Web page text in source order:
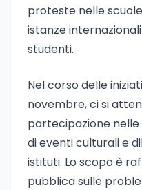
proteste nelle
istanze
studenti.
Nel corso delle
novembre, ci si
partecipazione nelle
di eventi culturali e
istituti. Lo scopo è
pubblica sulle